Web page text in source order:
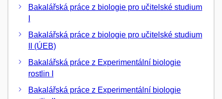
Bakalářská práce z biologie pro učitelské studium
Bakalářská práce z biologie pro učitelské studium
II (ÚEB)
Bakalářská práce z Experimentální biologie
rostlin I
Bakalářská práce z Experimentální biologie